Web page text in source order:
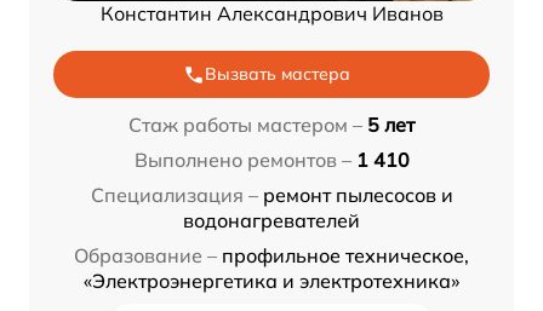
Константин Александрович Иванов
Вызвать мастера
Стаж работы мастером – 5 лет
Выполнено ремонтов – 1 410
Специализация – ремонт пылесосов и
водонагревателей
Образование – профильное техническое,
«Электроэнергетика и электротехника»